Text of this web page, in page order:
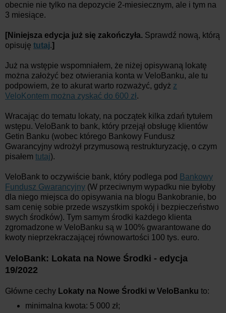
obecnie nie tylko na depozycie 2-miesiecznym, ale i tym na
3 miesiące.
[Niniejsza edycja już się zakończyła. Sprawdź nową, którą
opisuję tutaj.]
Już na wstępie wspomniałem, że niżej opisywaną lokatę
można założyć bez otwierania konta w VeloBanku, ale tu
podpowiem, że to akurat warto rozważyć, gdyż z
VeloKontem można zyskać do 600 zł .
Wracając do tematu lokaty, na początek kilka zdań tytułem
wstępu. VeloBank to bank, który przejął obsługę klientów
Getin Banku (wobec którego Bankowy Fundusz
Gwarancyjny wdrożył przymusową restrukturyzację, o czym
pisałem tutaj).
VeloBank to oczywiście bank, który podlega pod Bankowy
Fundusz Gwarancyjny (W przeciwnym wypadku nie byłoby
dla niego miejsca do opisywania na blogu Bankobranie, bo
sam cenię sobie przede wszystkim spokój i bezpieczeństwo
swych środków). Tym samym środki każdego klienta
zgromadzone w VeloBanku są w 100% gwarantowane do
kwoty nieprzekraczającej równowartości 100 tys. euro.
VeloBank: Lokata na Nowe Środki - edycja
19/2022
Główne cechy Lokaty na Nowe Środki w VeloBanku to:
minimalna kwota: 5 000 zł;